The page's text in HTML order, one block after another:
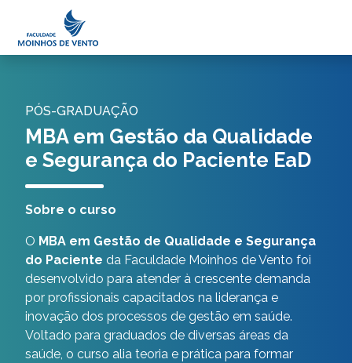
PÓS-GRADUAÇÃO
MBA em Gestão da Qualidade
e Segurança do Paciente EaD
Sobre o curso
O MBA em Gestão de Qualidade e Segurança
do Paciente da Faculdade Moinhos de Vento foi
desenvolvido para atender à crescente demanda
por profissionais capacitados na liderança e
inovação dos processos de gestão em saúde.
Voltado para graduados de diversas áreas da
saúde, o curso alia teoria e prática para formar